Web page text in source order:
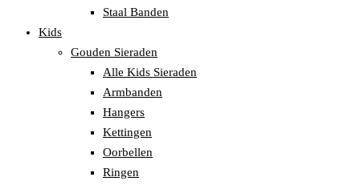
Staal Banden
Kids
Gouden Sieraden
Alle Kids Sieraden
Armbanden
Hangers
Kettingen
Oorbellen
Ringen